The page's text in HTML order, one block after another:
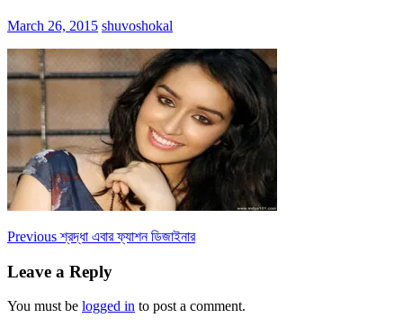
March 26, 2015 shuvoshokal
Post
navigation
PreviousPrevious
শ্রদ্ধা এবার ফ্যাশন ডিজাইনার
Leave a Reply
You must be logged in to post a comment.